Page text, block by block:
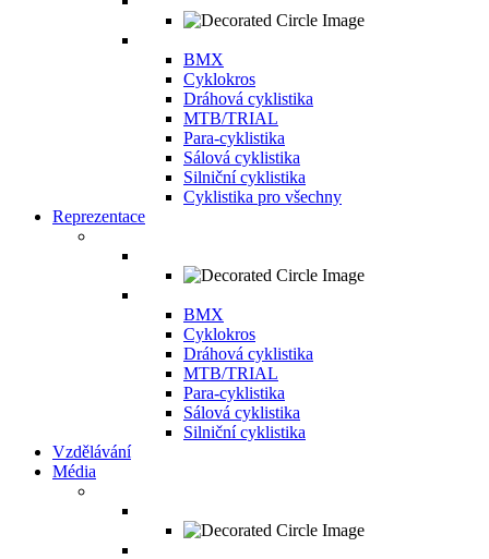
BMX
Cyklokros
Dráhová cyklistika
MTB/TRIAL
Para-cyklistika
Sálová cyklistika
Silniční cyklistika
Cyklistika pro všechny
Reprezentace
BMX
Cyklokros
Dráhová cyklistika
MTB/TRIAL
Para-cyklistika
Sálová cyklistika
Silniční cyklistika
Vzdělávání
Média